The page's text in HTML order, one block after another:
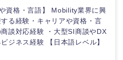
熊本県
資格・言語】 Mobility業界に興
る経験・キャリアや資格・言
談対応経験 ・大型SI商談やDX
ジネス経験 【日本語レベル】